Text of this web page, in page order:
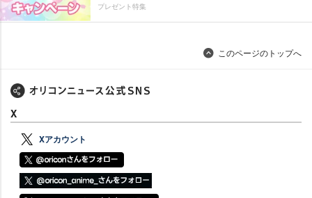
プレゼント特集
このページのトップへ
X
Xアカウント